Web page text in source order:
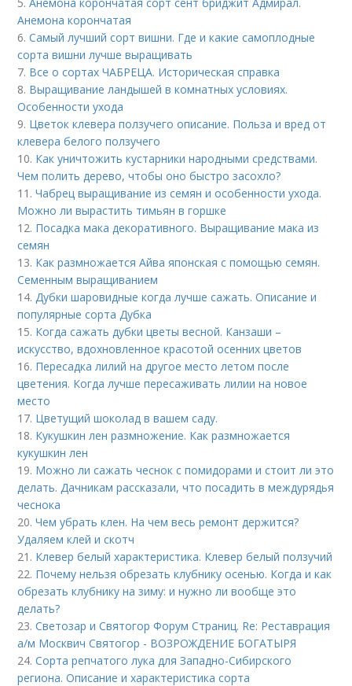
Анемона корончатая
6.Самый лучший сорт вишни. Где и какие самоплодные
сорта вишни лучше выращивать
7. Все о сортах ЧАБРЕЦА. Историческая справка
8. Выращивание ландышей в комнатных условиях.
Особенности ухода
9. Цветок клевера ползучего описание. Польза и вред от
клевера белого ползучего
10. Как уничтожить кустарники народными средствами.
Чем полить дерево, чтобы оно быстро засохло?
11.Чабрец выращивание из семян и особенности ухода.
Можно ли вырастить тимьян в горшке
12. Посадка мака декоративного. Выращивание мака из
семян
13. Как размножается Айва японская с помощью семян.
Семенным выращиванием
14. Дубки шаровидные когда лучше сажать. Описание и
популярные сорта Дубка
15. Когда сажать дубки цветы весной. Канзаши –
искусство, вдохновленное красотой осенних цветов
16. Пересадка лилий на другое место летом после
цветения. Когда лучше пересаживать лилии на новое
место
17. Цветущий шоколад в вашем саду.
18. Кукушкин лен размножение. Как размножается
кукушкин лен
19. Можно ли сажать чеснок с помидорами и стоит ли это
делать. Дачникам рассказали, что посадить в междурядья
чеснока
20.Чем убрать клен. На чем весь ремонт держится?
Удаляем клей и скотч
21. Клевер белый характеристика. Клевер белый ползучий
22. Почему нельзя обрезать клубнику осенью. Когда и как
обрезать клубнику на зиму: и нужно ли вообще это
делать?
23.Светозар и Святогор Форум Страниц. Re: Реставрация
а/м Москвич Святогор - ВОЗРОЖДЕНИЕ БОГАТЫРЯ
24.Сорта репчатого лука для Западно-Сибирского
региона. Описание и характеристика сорта